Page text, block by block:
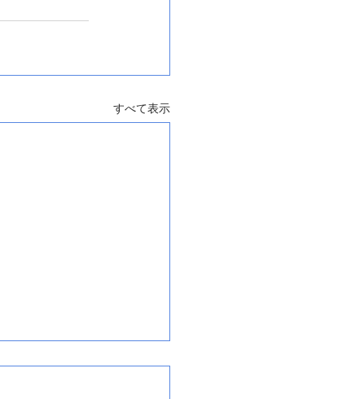
すべて表示